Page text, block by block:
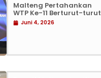
Malteng Pertahankan
WTP Ke-11 Berturut-turut
Juni 4, 2026